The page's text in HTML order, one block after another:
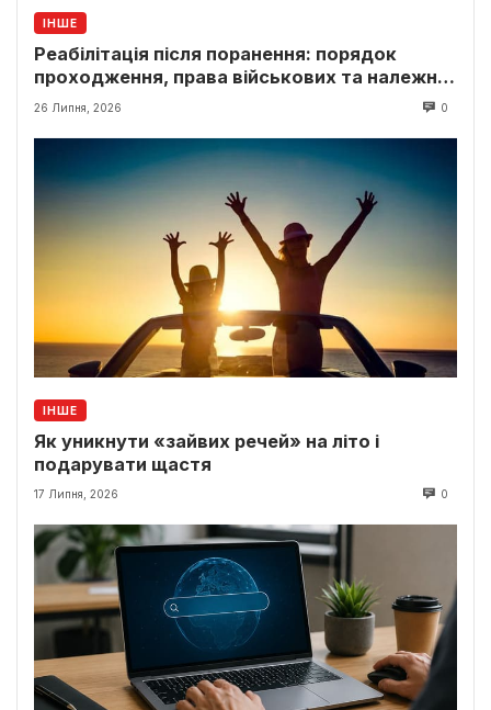
ІНШЕ
Реабілітація після поранення: порядок
проходження, права військових та належні
виплати
26 Липня, 2026 0
ІНШЕ
Як уникнути «зайвих речей» на літо і
подарувати щастя
17 Липня, 2026 0